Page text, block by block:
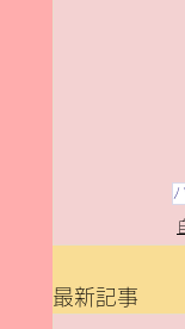
最新記事